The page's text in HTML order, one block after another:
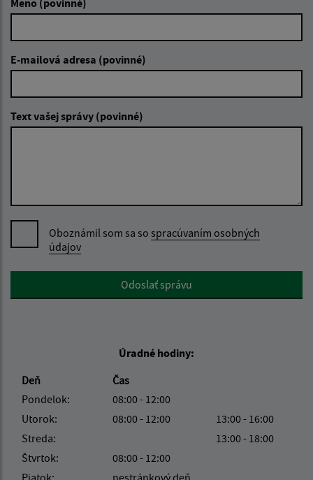
E-mailová adresa (povinné)
Text vašej správy (povinné)
Oboznámil som sa so spracúvaním osobných
údajov
Google reCaptcha ResponseOdoslať správu
Úradné hodiny:
Deň
Čas
Pondelok:
08:00 - 12:00
Utorok:
08:00 - 12:00
13:00 - 16:00
Streda:
13:00 - 18:00
Štvrtok:
08:00 - 12:00
Piatok:
nestránkový deň